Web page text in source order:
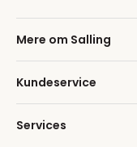
Mere om Salling
Kundeservice
Services